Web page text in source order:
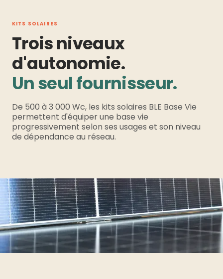
KITS SOLAIRES
Trois niveaux
d'autonomie.
Un seul fournisseur.
De 500 à 3 000 Wc, les kits solaires BLE Base Vie
permettent d'équiper une base vie
progressivement selon ses usages et son niveau
de dépendance au réseau.